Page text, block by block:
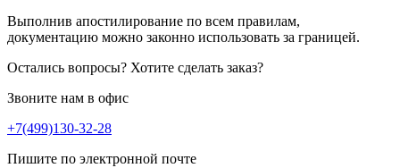
Выполнив апостилирование по всем правилам,
документацию можно законно использовать за границей.
Остались вопросы? Хотите сделать заказ?
Звоните нам в офис
+7(499)130-32-28
Пишите по электронной почте